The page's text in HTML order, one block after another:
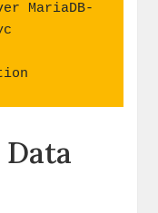
MariaDB-